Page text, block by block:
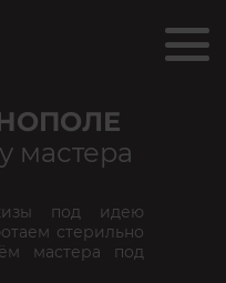
мастера
под идею
стерильно
мастера под